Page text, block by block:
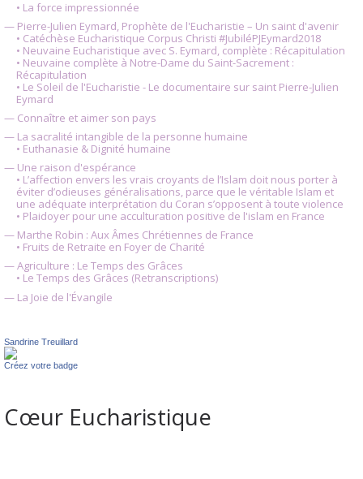
• La force impressionnée
— Pierre-Julien Eymard, Prophète de l'Eucharistie – Un saint d'avenir
• Catéchèse Eucharistique Corpus Christi #JubiléPJEymard2018
• Neuvaine Eucharistique avec S. Eymard, complète : Récapitulation
• Neuvaine complète à Notre-Dame du Saint-Sacrement :
Récapitulation
• Le Soleil de l'Eucharistie - Le documentaire sur saint Pierre-Julien
Eymard
— Connaître et aimer son pays
— La sacralité intangible de la personne humaine
• Euthanasie & Dignité humaine
— Une raison d'espérance
• L’affection envers les vrais croyants de l’Islam doit nous porter à
éviter d’odieuses généralisations, parce que le véritable Islam et
une adéquate interprétation du Coran s’opposent à toute violence
• Plaidoyer pour une acculturation positive de l'islam en France
— Marthe Robin : Aux Âmes Chrétiennes de France
• Fruits de Retraite en Foyer de Charité
— Agriculture : Le Temps des Grâces
• Le Temps des Grâces (Retranscriptions)
— La Joie de l'Évangile
Sandrine Treuillard
Créez votre badge
Cœur Eucharistique